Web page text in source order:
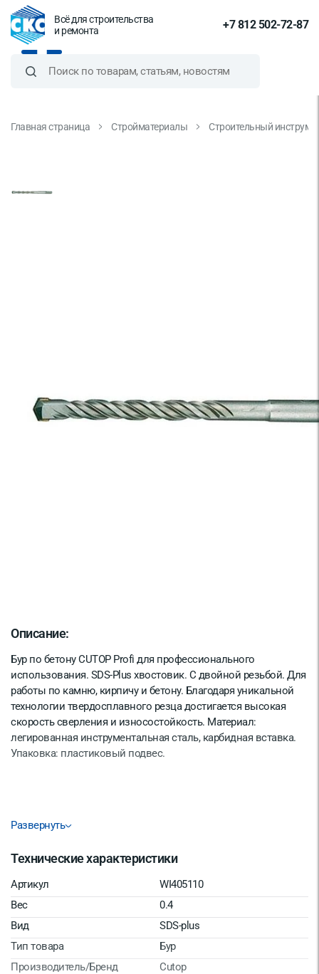
Всё для строительства
и ремонта
+7 812 502-72-87
Главная страница Стройматериалы Строительный
мм
Описание:
Бур по бетону CUTOP Profi для профессионального
использования. SDS-Plus хвостовик. С двойной резьбой. Для
работы по камню, кирпичу и бетону. Благодаря уникальной
технологии твердосплавного резца достигается высокая
скорость сверления и износостойкость. Материал:
легированная инструментальная сталь, карбидная вставка.
Упаковка: пластиковый подвес.
Развернуть
Технические характеристики
Артикул
WI405110
Вес
0.4
Вид
SDS-plus
Тип товара
Бур
Производитель/Бренд
Cutop